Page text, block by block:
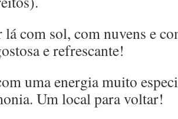
lá com sol, com nuvens e
e refrescante!
uma energia muito
Um local para voltar!